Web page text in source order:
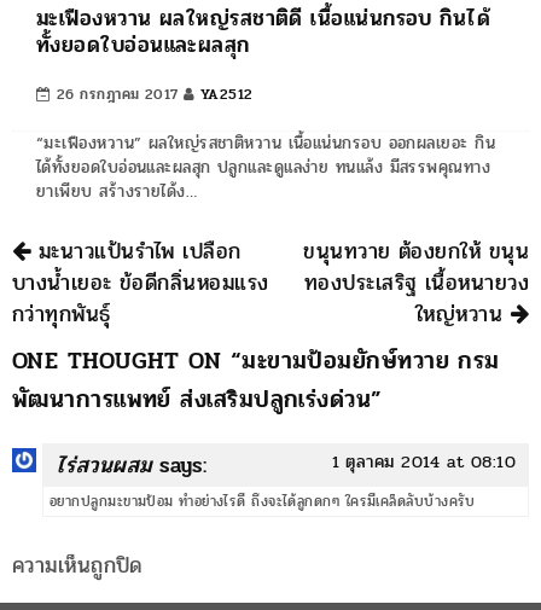
มะเฟืองหวาน ผลใหญ่รสชาติดี เนื้อแน่นกรอบ กินได้
ทั้งยอดใบอ่อนและผลสุก
26 กรกฎาคม 2017 YA2512
“มะเฟืองหวาน” ผลใหญ่รสชาติหวาน เนื้อแน่นกรอบ ออกผลเยอะ กิน
ได้ทั้งยอดใบอ่อนและผลสุก ปลูกและดูแลง่าย ทนแล้ง มีสรรพคุณทาง
ยาเพียบ สร้างรายได้ง…
นำทาง
มะนาวแป้นรำไพ เปลือก
บางน้ำเยอะ ข้อดีกลิ่นหอมแรง
กว่าทุกพันธุ์
ขนุนทวาย ต้องยกให้ ขนุน
ทองประเสริฐ เนื้อหนายวง
ใหญ่หวาน
ONE THOUGHT ON “มะขามป้อมยักษ์ทวาย กรม
พัฒนาการแพทย์ ส่งเสริมปลูกเร่งด่วน”
ไร่สวนผสม says: 1 ตุลาคม 2014 at 08:10
อยากปลูกมะขามป้อม ทำอย่างไรดี ถึงจะได้ลูกดกๆ ใครมีเคล็ดลับบ้างครับ
ความเห็นถูกปิด